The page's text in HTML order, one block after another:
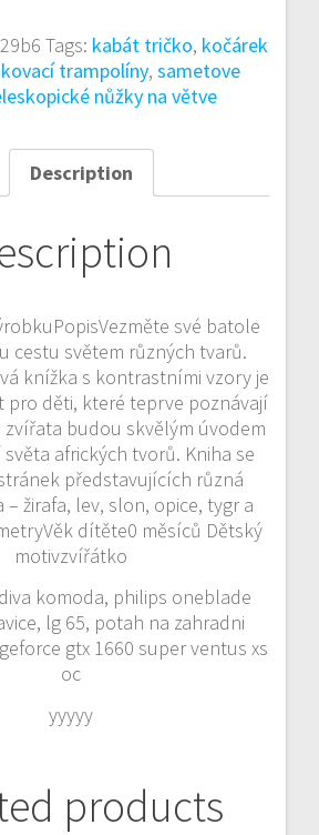
Tags: kabát tričko, kočárek
trampolíny, sametove
nůžky na větve
Description
své batole
cestu světem různých tvarů.
knížka s kontrastními vzory je
pro děti, které teprve poznávají
zvířata budou skvělým úvodem
afrických tvorů. Kniha se
představujících různá
žirafa, lev, slon, opice, tygr a
dítěte0 měsíců Dětský
motivzvířátko
komoda, philips oneblade
lg 65, potah na zahradni
gtx 1660 super ventus xs
oc
yyyyy
products